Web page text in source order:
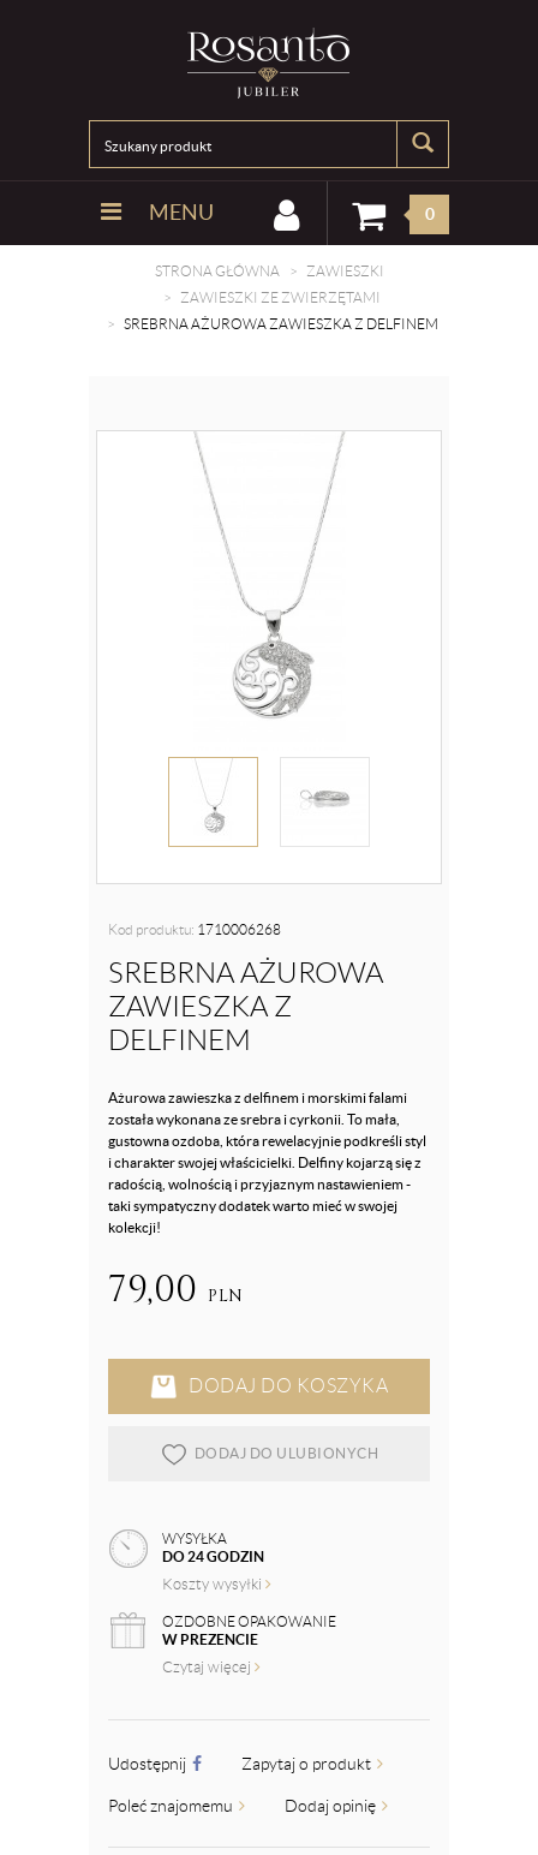
MENU 0
STRONA GŁÓWNA
ZAWIESZKI
ZAWIESZKI ZE ZWIERZĘTAMI
SREBRNA AŻUROWA ZAWIESZKA Z DELFINEM
Kod produktu: 1710006268
SREBRNA AŻUROWA
ZAWIESZKA Z
DELFINEM
Ażurowa zawieszka z delfinem i morskimi falami
została wykonana ze srebra i cyrkonii. To mała,
gustowna ozdoba, która rewelacyjnie podkreśli styl
i charakter swojej właścicielki. Delfiny kojarzą się z
radością, wolnością i przyjaznym nastawieniem -
taki sympatyczny dodatek warto mieć w swojej
kolekcji!
79,00 PLN
DODAJ DO KOSZYKA
DODAJ DO ULUBIONYCH
WYSYŁKA
DO 24 GODZIN
Koszty wysyłki
OZDOBNE OPAKOWANIE
W PREZENCIE
Czytaj więcej
Udostępnij Zapytaj o produkt
Poleć znajomemu Dodaj opinię